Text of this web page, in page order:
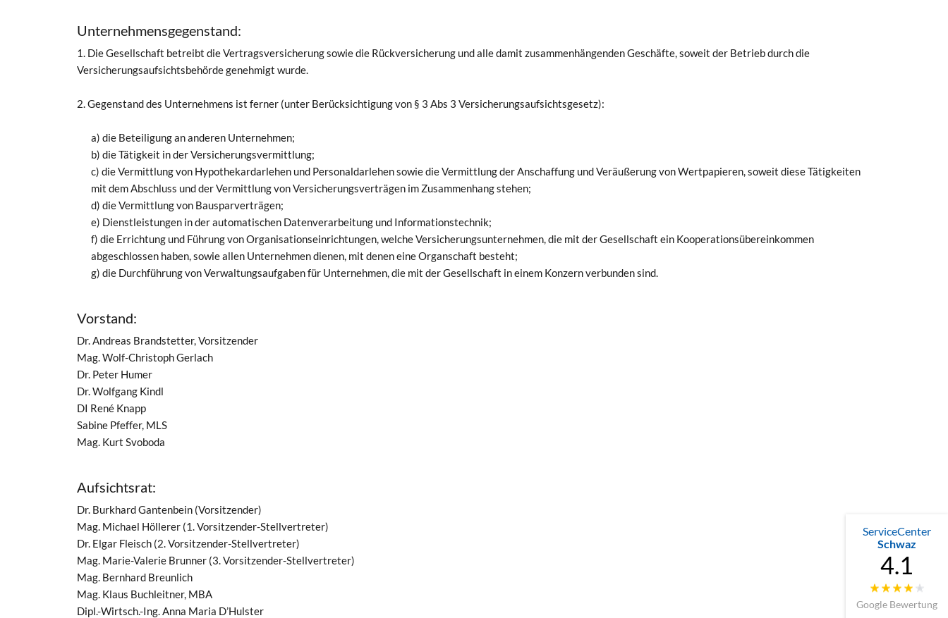
ServiceCenter
Schwaz
4.1
Google Bewertung
Unternehmensgegenstand:
1. Die Gesellschaft betreibt die Vertragsversicherung sowie die Rückversicherung und alle damit zusammenhängenden Geschäfte, soweit der Betrieb durch die
Versicherungsaufsichtsbehörde genehmigt wurde.
2. Gegenstand des Unternehmens ist ferner (unter Berücksichtigung von § 3 Abs 3 Versicherungsaufsichtsgesetz):
a) die Beteiligung an anderen Unternehmen;
b) die Tätigkeit in der Versicherungsvermittlung;
c) die Vermittlung von Hypothekardarlehen und Personaldarlehen sowie die Vermittlung der Anschaffung und Veräußerung von Wertpapieren, soweit diese Tätigkeiten
mit dem Abschluss und der Vermittlung von Versicherungsverträgen im Zusammenhang stehen;
d) die Vermittlung von Bausparverträgen;
e) Dienstleistungen in der automatischen Datenverarbeitung und Informationstechnik;
f) die Errichtung und Führung von Organisationseinrichtungen, welche Versicherungsunternehmen, die mit der Gesellschaft ein Kooperationsübereinkommen
abgeschlossen haben, sowie allen Unternehmen dienen, mit denen eine Organschaft besteht;
g) die Durchführung von Verwaltungsaufgaben für Unternehmen, die mit der Gesellschaft in einem Konzern verbunden sind.
Vorstand:
Dr. Andreas Brandstetter, Vorsitzender
Mag. Wolf-Christoph Gerlach
Dr. Peter Humer
Dr. Wolfgang Kindl
DI René Knapp
Sabine Pfeffer, MLS
Mag. Kurt Svoboda
Aufsichtsrat:
Dr. Burkhard Gantenbein (Vorsitzender)
Mag. Michael Höllerer (1. Vorsitzender-Stellvertreter)
Dr. Elgar Fleisch (2. Vorsitzender-Stellvertreter)
Mag. Marie-Valerie Brunner (3. Vorsitzender-Stellvertreter)
Mag. Bernhard Breunlich
Mag. Klaus Buchleitner, MBA
Dipl.-Wirtsch.-Ing. Anna Maria D’Hulster